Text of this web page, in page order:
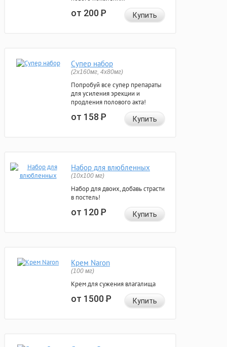
от 200Р Купить
Супер набор
(2х160мг, 4х80мг)
Попробуй все супер препараты
для усиления эрекции и
продления полового акта!
от 158Р Купить
Набор для влюбленных
(10х100 мг)
Набор для двоих, добавь страсти
в постель!
от 120Р Купить
Крем Naron
(100 мг)
Крем для сужения влагалища
от 1500Р Купить